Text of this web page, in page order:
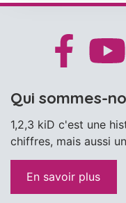
Qui sommes-
1,2,3 kiD c'est une
chiffres, mais aussi
En savoir plus